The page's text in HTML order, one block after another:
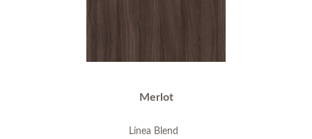
Merlot
Línea Blend